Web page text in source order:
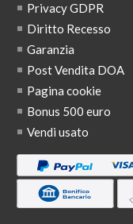
Privacy GDPR
Diritto Recesso
Garanzia
Post Vendita DOA
Pagina cookie
Bonus 500 euro
Vendi usato